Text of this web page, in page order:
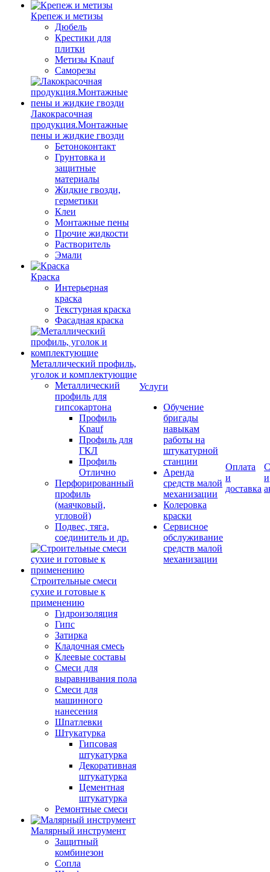
Крепеж и метизы
Дюбель
Крестики для
плитки
Метизы Knauf
Саморезы
Лакокрасочная
продукция.Монтажные
пены и жидкие гвозди
Бетоноконтакт
Грунтовка и
защитные
материалы
Жидкие гвозди,
герметики
Клеи
Монтажные пены
Прочие жидкости
Растворитель
Эмали
Краска
Интерьерная
краска
Текстурная краска
Фасадная краска
Металлический профиль,
уголок и комплектующие
Металлический
профиль для
гипсокартона
Профиль
Knauf
Профиль для
ГКЛ
Профиль
Отлично
Перфорированный
профиль
(маячковый,
угловой)
Подвес, тяга,
соединитель и др.
Строительные смеси
сухие и готовые к
применению
Гидроизоляция
Гипс
Затирка
Кладочная смесь
Клеевые составы
Смеси для
выравнивания пола
Смеси для
машинного
нанесения
Шпатлевки
Штукатурка
Гипсовая
штукатурка
Декоративная
штукатурка
Цементная
штукатурка
Ремонтные смеси
Малярный инструмент
Защитный
комбинезон
Сопла
Услуги
Обучение
бригады
навыкам
работы на
штукатурной
станции
Аренда
средств малой
механизации
Колеровка
краски
Сервисное
обслуживание
средств малой
механизации
Оплата
и
доставка
и